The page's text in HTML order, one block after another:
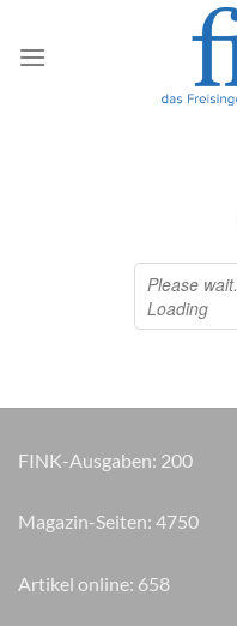
Inhalt
springen
FINK-Ausgaben: 200
Magazin-Seiten: 4840
Artikel online: 658